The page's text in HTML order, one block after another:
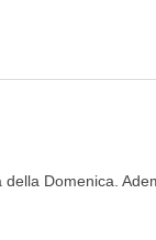
Domenica.